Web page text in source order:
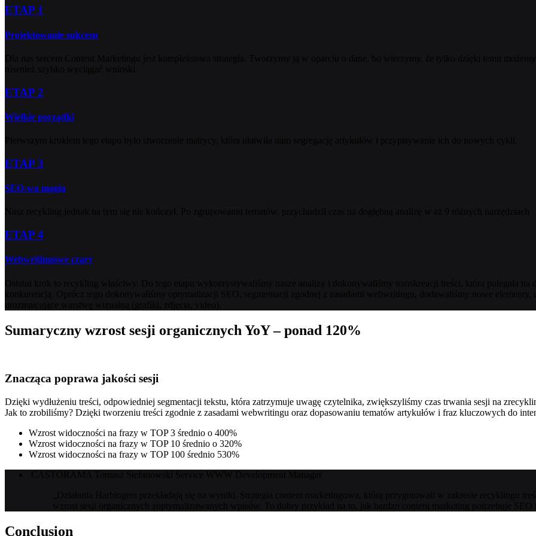
ETAP 1
Projektowanie sukcesu
ETAP 2
Wielkie porządki
ETAP 3
SEO-wa magia
ETAP 4
Webwritingowe czary
Sumaryczny wzrost sesji organicznych YoY – ponad 120%
Znacząca poprawa jakości sesji
Dzięki wydłużeniu treści, odpowiedniej segmentacji tekstu, która zatrzymuje uwagę czytelnika, zwiększyliśmy czas trwania sesji na
Jak to zrobiliśmy? Dzięki tworzeniu treści zgodnie z zasadami webwritingu oraz dopasowaniu tematów artykułów i fraz kluczowych do
Wzrost widoczności na frazy w TOP 3 średnio o 400%
Wzrost widoczności na frazy w TOP 10 średnio o 320%
Wzrost widoczności na frazy w TOP 100 średnio 530%
Conclusion